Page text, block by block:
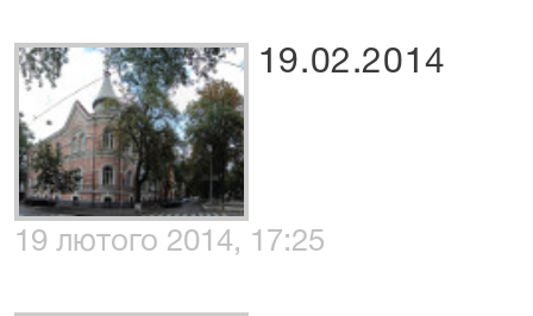
19.02.2014
19 лютого 2014, 17:25